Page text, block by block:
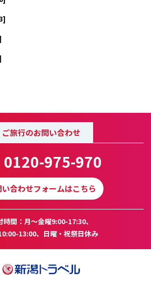
ご旅行のお問い合わせ
0120-975-970
合わせフォームはこちら
時間：月～金曜9:00-17:30、
13:00、日曜・祝祭日休み